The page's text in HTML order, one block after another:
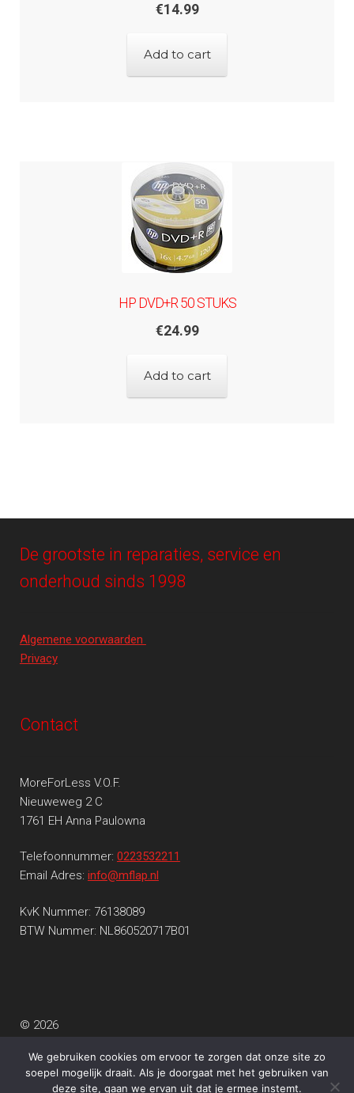
€14.99
Add to cart
HP DVD+R 50 STUKS
€24.99
Add to cart
De grootste in reparaties, service en
onderhoud sinds 1998
Algemene voorwaarden
Privacy
Contact
MoreForLess V.O.F.
Nieuweweg 2 C
1761 EH Anna Paulowna
Telefoonnummer: 0223532211
Email Adres: info@mflap.nl
KvK Nummer: 76138089
BTW Nummer: NL860520717B01
© 2026
We gebruiken cookies om ervoor te zorgen dat onze site zo
soepel mogelijk draait. Als je doorgaat met het gebruiken van
deze site, gaan we ervan uit dat je ermee instemt.